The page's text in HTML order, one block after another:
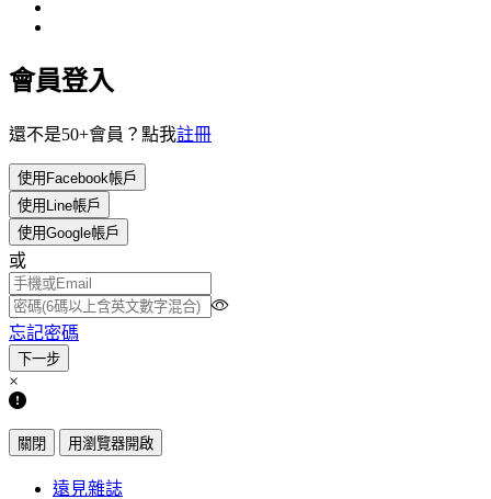
會員登入
還不是50+會員？點我註冊
使用Facebook帳戶
使用Line帳戶
使用Google帳戶
或
忘記密碼
×
關閉 用瀏覽器開啟
遠見雜誌